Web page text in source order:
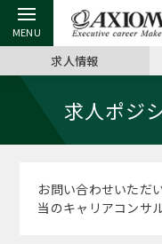
戻る
アクシアムの特長
サービス案内
戻る
キャリア支援 TOP
キャリアデザイン講座
（最新求人市場動向）
戻る
転職ツール TOP
英文レジュメの書き方
戻る
転職コラム TOP
“展”職相談室
戻る
イベント・セミナー TOP
ジョブフェア
戻る
会社概要 TOP
沿革
求人情報
求人ポジ
お問い合わせいただ
当のキャリアコンサ